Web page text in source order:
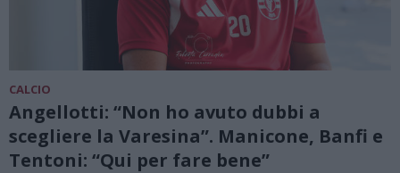
CALCIO
Angellotti: “Non ho avuto dubbi a
scegliere la Varesina”. Manicone, Banfi e
Tentoni: “Qui per fare bene”